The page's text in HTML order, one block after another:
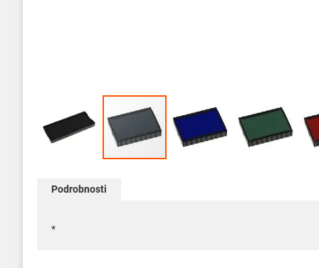
začátek
Podrobnosti
*